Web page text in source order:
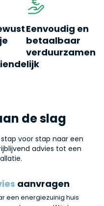
Eenvoudig en
betaalbaar
verduurzamen
de slag
voor stap naar een
advies tot een
aanvragen
een energiezuinig huis